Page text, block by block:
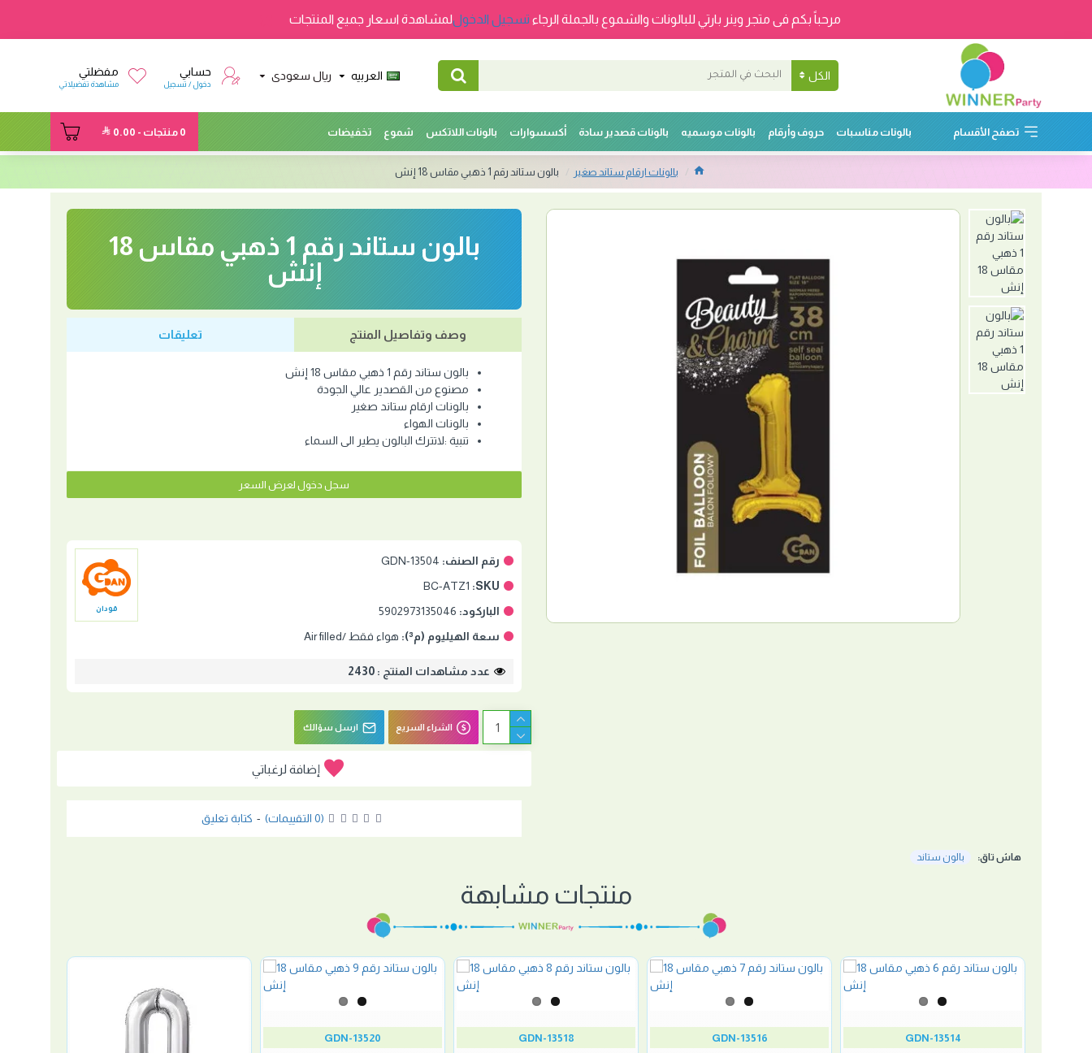
مرحباً بكم فى متجر وينر بارتي للبالونات والشموع بالجملة الرجاء تسجيل الدخوللمشاهدة اسعار جميع المنتجات
الكل العربيه ريال سعودى حسابي
دخول / تسجيل
مفضلتي
مشاهدة تفضيلاتي
تصفح الأقسام بالونات مناسبات حروف وأرقام بالونات موسميه بالونات قصدير سادة أكسسوارات بالونات اللاتكس شموع تخفيضات 0 منتجات - 0.00
بالونات ارقام ستاند صغير بالون ستاند رقم 1 ذهبي مقاس 18 إنش
بالون ستاند رقم 1 ذهبي مقاس 18
إنش
وصف وتفاصيل المنتج تعليقات
بالون ستاند رقم 1 ذهبي مقاس 18 إنش
مصنوع من القصدير عالي الجودة
بالونات ارقام ستاند صغير
بالونات الهواء
تنبية :لاتترك البالون يطير الى السماء
رقم الصنف: GDN-13504
SKU:
BC-ATZ1
الباركود: 5902973135046
سعة الهيليوم (م³):
هواء فقط /Air filled
قودان
عدد مشاهدات المنتج : 2430
(0 التقييمات) - كتابة تعليق
سجل دخول لعرض السعر
الشراء السريع ارسل سؤالك
إضافة لرغباتي
هاش تاق: بالون ستاند
منتجات مشابهة
GDN-13514
GDN-13516
GDN-13518
GDN-13520